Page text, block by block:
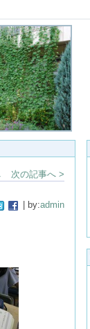
次の記事へ >
| by:admin